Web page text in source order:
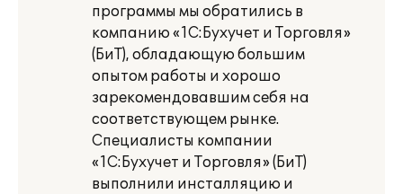
программы мы обратились в
компанию «1С:Бухучет и Торговля»
(БиТ), обладающую большим
опытом работы и хорошо
зарекомендовавшим себя на
соответствующем рынке.
Специалисты компании
«1С:Бухучет и Торговля» (БиТ)
выполнили инсталляцию и